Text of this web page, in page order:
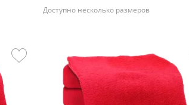
Доступно несколько размеров